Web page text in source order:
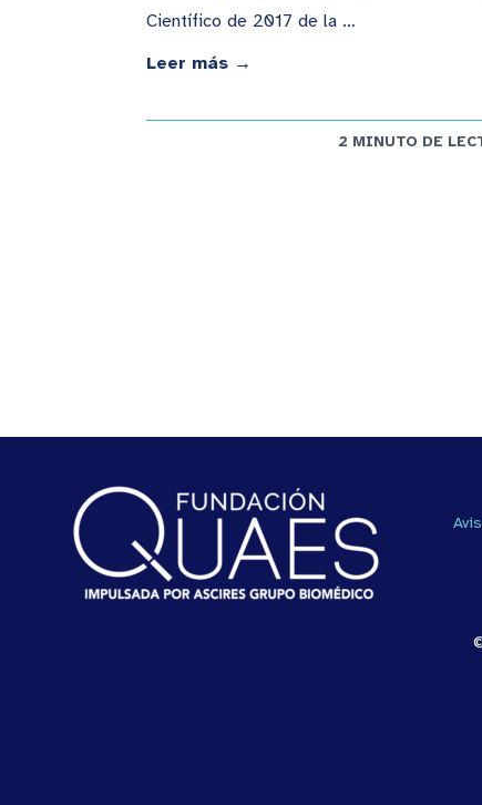
Científico de 2017 de la …
Leer más →
2 MINUTO DE